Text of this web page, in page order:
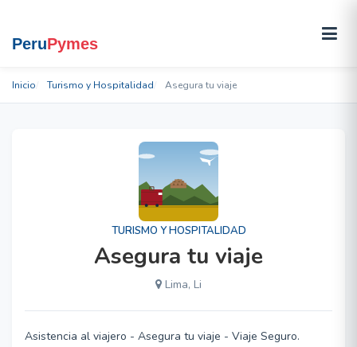
Inicio Turismo y Hospitalidad Asegura tu viaje
TURISMO Y HOSPITALIDAD
Asegura tu viaje
Lima, Li
Asistencia al viajero - Asegura tu viaje - Viaje Seguro.